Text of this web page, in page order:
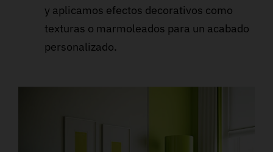
y aplicamos efectos decorativos como
texturas o marmoleados para un acabado
personalizado.